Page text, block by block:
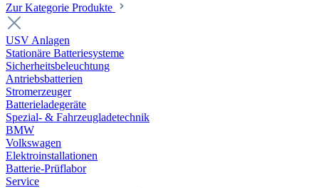
Zur Kategorie Produkte
USV Anlagen
Stationäre Batteriesysteme
Sicherheitsbeleuchtung
Antriebsbatterien
Stromerzeuger
Batterieladegeräte
Spezial- & Fahrzeugladetechnik
BMW
Volkswagen
Elektroinstallationen
Batterie-Prüflabor
Service